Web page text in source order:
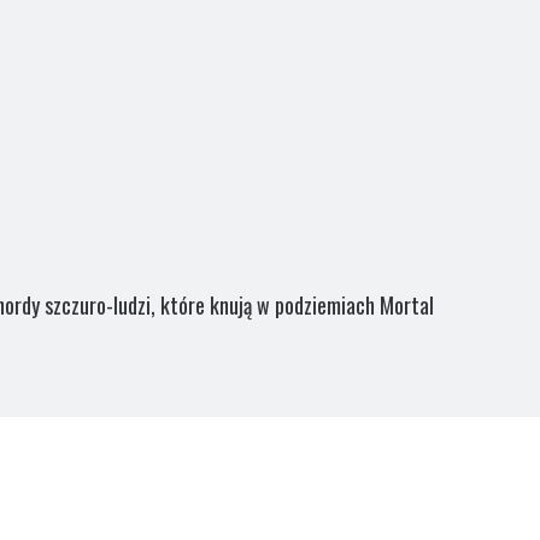
szczuro-ludzi, które knują w podziemiach Mortal